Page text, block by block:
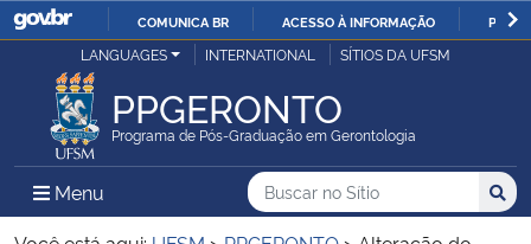
IR
O
COMUNICA BR ACESSO À INFORMAÇÃO
Ministério da Justiça e Segurança Pública
Ministério da Defesa
Ministério das Relações Exteriores
LANGUAGES INTERNATIONAL SÍTIOS DA UFSM
PPGERONTO
Programa de Pós-Graduação em Gerontologia
Menu Menu Principal do Sítio
Busca
Buscar no no Sítio
Busca: